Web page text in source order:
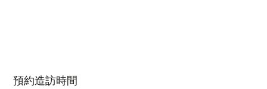
預約造訪時間